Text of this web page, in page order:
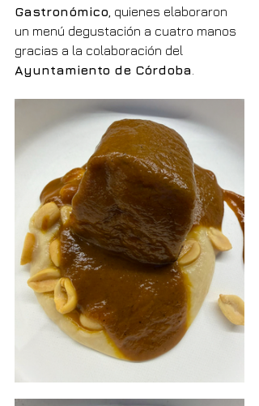
Gastronómico , quienes elaboraron
un menú degustación a cuatro manos
gracias a la colaboración del
Ayuntamiento de Córdoba